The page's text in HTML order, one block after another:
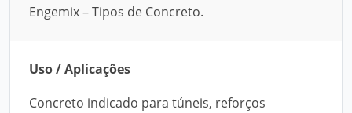
Engemix – Tipos de Concreto.
Uso / Aplicações
Concreto indicado para túneis, reforços